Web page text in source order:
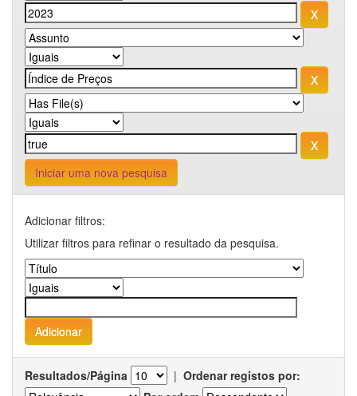
Iniciar uma nova pesquisa
Adicionar filtros:
Utilizar filtros para refinar o resultado da pesquisa.
Resultados/Página | Ordenar registos por: